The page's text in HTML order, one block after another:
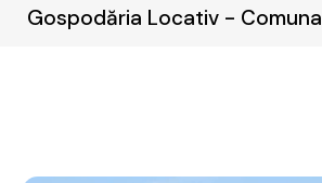
Gospodăria Locativ -